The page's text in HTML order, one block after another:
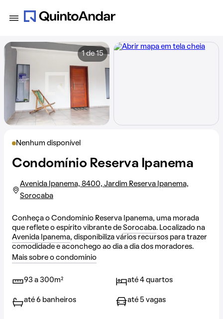
Nenhum disponível
Condomínio Reserva Ipanema
Avenida Ipanema, 8400, Jardim Reserva Ipanema,
Sorocaba
Conheça o Condomínio Reserva Ipanema, uma morada
que reflete o espírito vibrante de Sorocaba. Localizado na
Avenida Ipanema, disponibiliza vários recursos para trazer
comodidade e aconchego ao dia a dia dos moradores.
Mais sobre o condomínio
93 a 300m² até 4 quartos
até 6 banheiros até 5 vagas
1 de 15